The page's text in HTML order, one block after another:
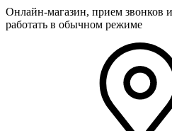
Онлайн-магазин, прием звонков
работать в обычном режиме